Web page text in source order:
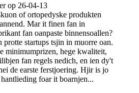
op 26-04-13
of ortopedyske produkten
Mar it finen fan in
fan oanpaste binnensoallen?
protte startups tsjin in muorre oan.
minimumprizen, hege kwaliteit,
fan regels nedich, en ien dy't
de earste ferstjoering. Hjir is jo
foar it boarnjen...